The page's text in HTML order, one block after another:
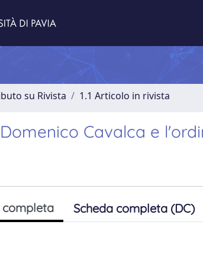
su Rivista 1.1 Articolo in rivista
Cavalca e
completa Scheda completa (DC)